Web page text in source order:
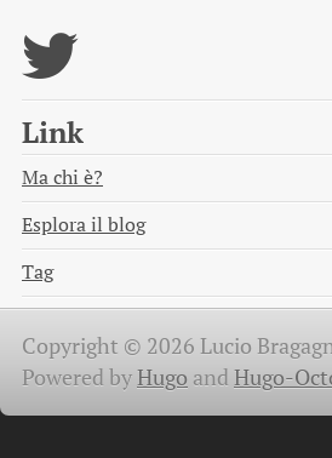
Link
Ma chi è?
Esplora il blog
Tag
Copyright © 2026 Lucio
Powered byHugo and Hugo-